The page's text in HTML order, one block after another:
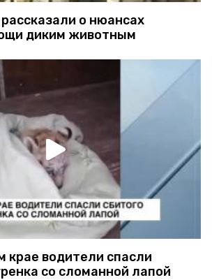
о нюансах
диким животным
крае водители спасли
со сломанной лапой